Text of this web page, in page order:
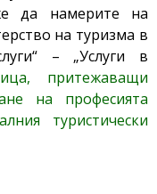
да намерите на
на туризма в
– „Услуги в
притежаващи
на професията
туристически